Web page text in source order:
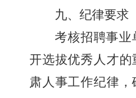
九、纪律要求
考核招聘事业
开选拔优秀人才
肃人事工作纪律